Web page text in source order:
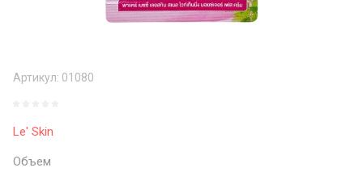
Артикул: 01080
Le' Skin
Объем